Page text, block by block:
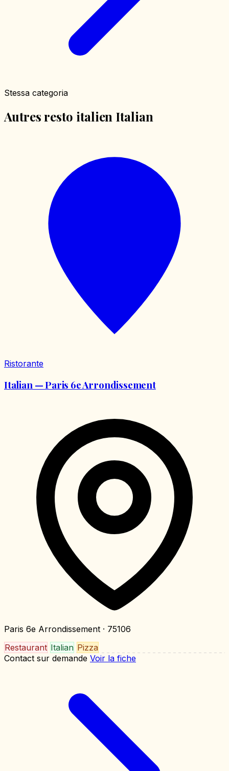
Stessa categoria
Autres resto italien Italian
Ristorante
Italian — Paris 6e Arrondissement
Paris 6e Arrondissement · 75106
Restaurant Italian Pizza
Contact sur demande Voir la fiche